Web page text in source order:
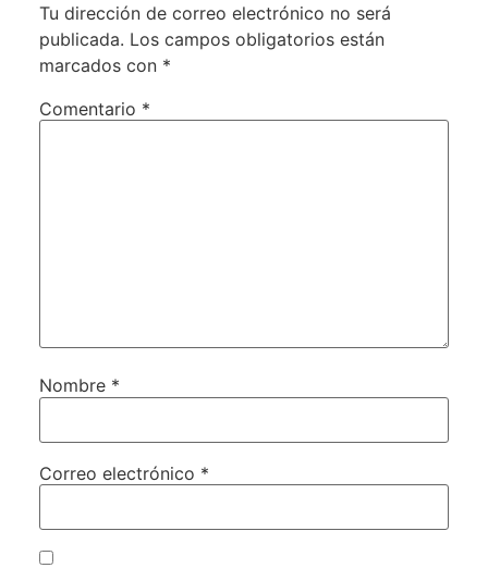
Tu dirección de correo electrónico no será
publicada. Los campos obligatorios están
marcados con *
Comentario *
Nombre *
Correo electrónico *